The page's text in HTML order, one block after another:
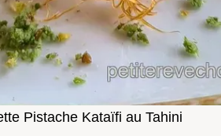
Pistache Kataïfi au Tahini